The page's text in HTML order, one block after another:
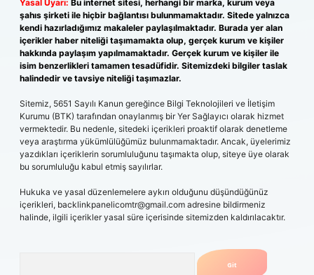
Yasal Uyarı: Bu internet sitesi, herhangi bir marka, kurum veya
şahıs şirketi ile hiçbir bağlantısı bulunmamaktadır. Sitede yalnızca
kendi hazırladığımız makaleler paylaşılmaktadır. Burada yer alan
içerikler haber niteliği taşımamakta olup, gerçek kurum ve kişiler
hakkında paylaşım yapılmamaktadır. Gerçek kurum ve kişiler ile
isim benzerlikleri tamamen tesadüfidir. Sitemizdeki bilgiler taslak
halindedir ve tavsiye niteliği taşımazlar.
Sitemiz, 5651 Sayılı Kanun gereğince Bilgi Teknolojileri ve İletişim
Kurumu (BTK) tarafından onaylanmış bir Yer Sağlayıcı olarak hizmet
vermektedir. Bu nedenle, sitedeki içerikleri proaktif olarak denetleme
veya araştırma yükümlülüğümüz bulunmamaktadır. Ancak, üyelerimiz
yazdıkları içeriklerin sorumluluğunu taşımakta olup, siteye üye olarak
bu sorumluluğu kabul etmiş sayılırlar.
Hukuka ve yasal düzenlemelere aykırı olduğunu düşündüğünüz
içerikleri, backlinkpanelicomtr@gmail.com adresine bildirmeniz
halinde, ilgili içerikler yasal süre içerisinde sitemizden kaldırılacaktır.